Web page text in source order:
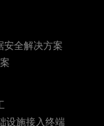
安全解决方案
设施接入终端